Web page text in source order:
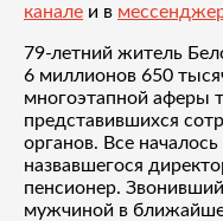
канале и в
79-летний житель
6 миллионов 650
многоэтапной аферы
представившихся
органов. Все началось
назвавшегося
пенсионер.
мужчиной в